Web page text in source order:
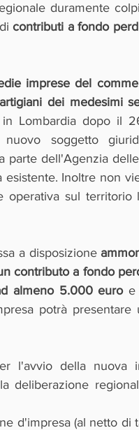
duramente
di contributi a fondo
imprese del
dei medesimi
Lombardia dopo il
soggetto
parte dell'Agenzia
Inoltre non
operativa sul territorio
a disposizione
contributo a fondo
almeno 5.000 euro e
potrà presentare
l'avvio della nuova
deliberazione
d'impresa (al netto di